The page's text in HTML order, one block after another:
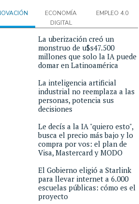
ECONOMÍA
DIGITAL
EMPLEO 4.0
La uberización creó un
monstruo de u$s47.500
millones que solo la IA puede
domar en Latinoamérica
La inteligencia artificial
industrial no reemplaza a las
personas, potencia sus
decisiones
Le decís a la IA "quiero esto",
busca el precio más bajo y lo
compra por vos: el plan de
Visa, Mastercard y MODO
El Gobierno eligió a Starlink
para llevar internet a 6.000
escuelas públicas: cómo es el
proyecto